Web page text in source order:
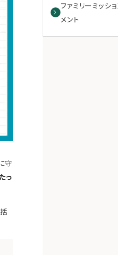
守
っ
ファミリーミッシ
メント